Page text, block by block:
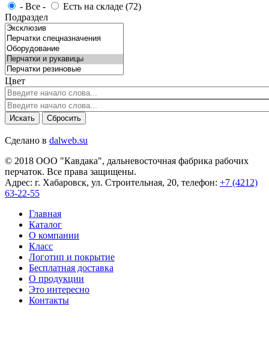
- Все -
Есть на складе (72)
Подраздел
Цвет
Сделано в dalweb.su
© 2018 ООО "Кавдака", дальневосточная фабрика рабочих
перчаток. Все права защищены.
Адрес: г. Хабаровск, ул. Строительная, 20, телефон: +7 (4212)
63-22-55
Главная
Каталог
О компании
Класс
Логотип и покрытие
Бесплатная доставка
О продукции
Это интересно
Контакты